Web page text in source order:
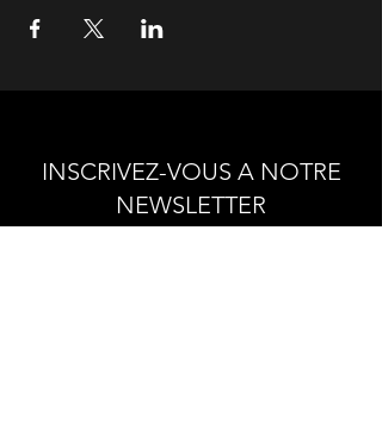
INSCRIVEZ-VOUS A NOTRE
NEWSLETTER